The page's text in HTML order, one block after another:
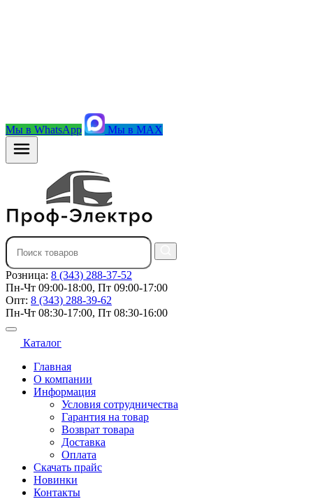
Мы в WhatsApp Мы в MAX
Розница: 8 (343) 288-37-52
Пн-Чт 09:00-18:00, Пт 09:00-17:00
Опт: 8 (343) 288-39-62
Пн-Чт 08:30-17:00, Пт 08:30-16:00
Каталог
Главная
О компании
Информация
Условия сотрудничества
Гарантия на товар
Возврат товара
Доставка
Оплата
Скачать прайс
Новинки
Контакты